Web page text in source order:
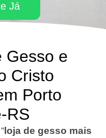
Já
Gesso e
Cristo
Porto
RS
loja de gesso mais